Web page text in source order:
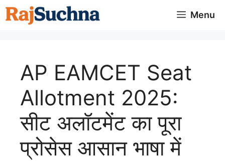
Skip
to
Menu
AP EAMCET Seat
Allotment 2025:
सीट अलॉटमेंट का पूरा
प्रोसेस आसान भाषा में